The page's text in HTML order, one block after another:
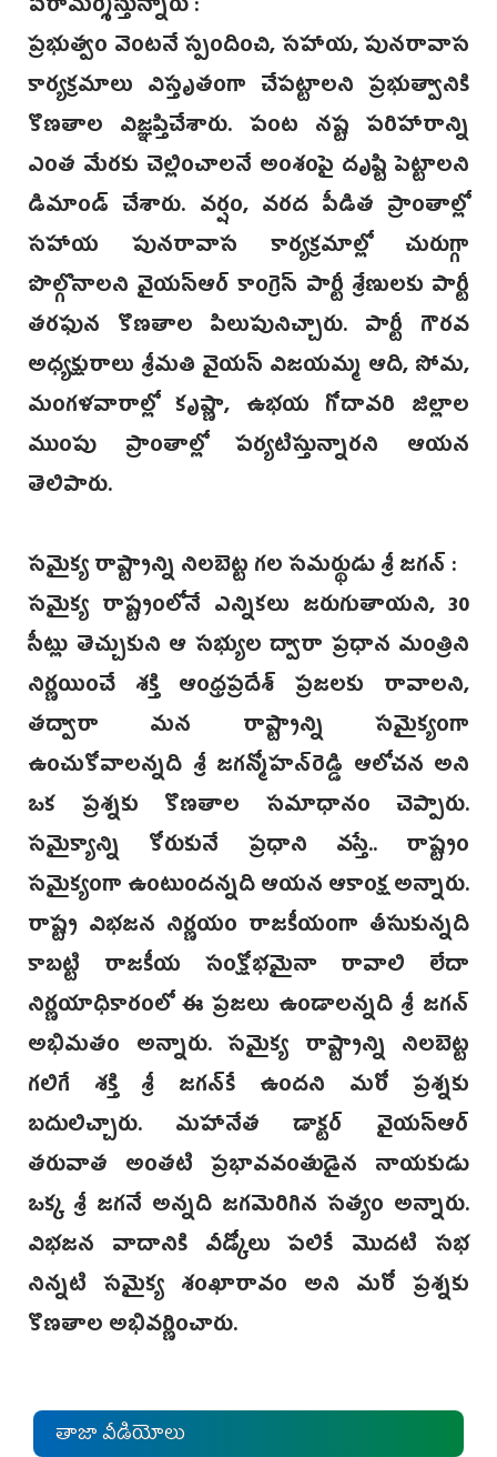
పరామర్శిస్తున్నారు :
ప్రభుత్వం వెంటనే స్పందించి, సహాయ, పునరావాస
కార్యక్రమాలు విస్తృతంగా చేపట్టాలని ప్రభుత్వానికి
కొణతాల విజ్ఞప్తిచేశారు. పంట నష్ట పరిహారాన్ని
ఎంత మేరకు చెల్లించాలనే అంశంపై దృష్టి పెట్టాలని
డిమాండ్‌ చేశారు. వర్షం, వరద పీడిత ప్రాంతాల్లో
సహాయ పునరావాస కార్యక్రమాల్లో చురుగ్గా
పొల్గొనాలని వైయస్ఆర్‌ కాంగ్రెస్‌ పార్టీ శ్రేణులకు పార్టీ
తరఫున కొణతాల పిలుపునిచ్చారు. పార్టీ గౌరవ
అధ్యక్షురాలు శ్రీమతి వైయస్‌ విజయమ్మ ఆది, సోమ,
మంగళవారాల్లో కృష్ణా, ఉభయ గోదావరి జిల్లాల
ముంపు ప్రాంతాల్లో పర్యటిస్తున్నారని ఆయన
తెలిపారు.
సమైక్య రాష్ట్రాన్ని నిలబెట్ట గల సమర్థుడు శ్రీ జగన్‌ :
సమైక్య రాష్ట్రంలోనే ఎన్నికలు జరుగుతాయని, 30
సీట్లు తెచ్చుకుని ఆ సభ్యుల ద్వారా ప్రధాన మంత్రిని
నిర్ణయించే శక్తి ఆంధ్రప్రదేశ్‌ ప్రజలకు రావాలని,
తద్వారా మన రాష్ట్రాన్ని సమైక్యంగా
ఉంచుకోవాలన్నది శ్రీ జగన్మోహన్‌రెడ్డి ఆలోచన అని
ఒక ప్రశ్నకు కొణతాల సమాధానం చెప్పారు.
సమైక్యాన్ని కోరుకునే ప్రధాని వస్తే.. రాష్ట్రం
సమైక్యంగా ఉంటుందన్నది ఆయన ఆకాంక్ష అన్నారు.
రాష్ట్ర విభజన నిర్ణయం రాజకీయంగా తీసుకున్నది
కాబట్టి రాజకీయ సంక్షోభమైనా రావాలి లేదా
నిర్ణయాధికారంలో ఈ ప్రజలు ఉండాలన్నది శ్రీ జగన్‌
అభిమతం అన్నారు. సమైక్య రాష్ట్రాన్ని నిలబెట్ట
గలిగే శక్తి శ్రీ జగన్‌కే ఉందని మరో ప్రశ్నకు
బదులిచ్చారు. మహానేత డాక్టర్‌ వైయస్ఆర్‌
తరువాత అంతటి ప్రభావవంతుడైన నాయకుడు
ఒక్క శ్రీ జగనే అన్నది జగమెరిగిన సత్యం అన్నారు.
విభజన వాదానికి వీడ్కోలు పలికే మొదటి సభ
నిన్నటి సమైక్య శంఖారావం అని మరో ప్రశ్నకు
కొణతాల అభివర్ణించారు.
తాజా వీడియోలు